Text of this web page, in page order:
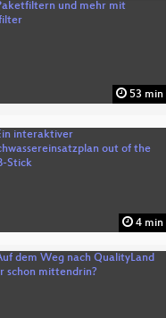
53 min
4 min